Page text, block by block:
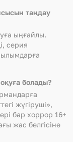
таңдау
ыңғайлы.
серия
болады?
жүгіруші»,
бар хоррор 16+
жас белгісіне